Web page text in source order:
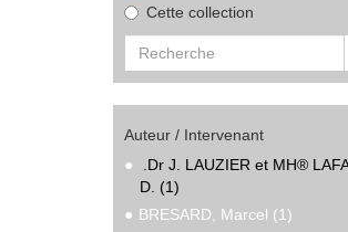
Cette collection
Auteur / Intervenant
.Dr J. LAUZIER et MH®
D. (1)
BRESARD, Marcel (1)